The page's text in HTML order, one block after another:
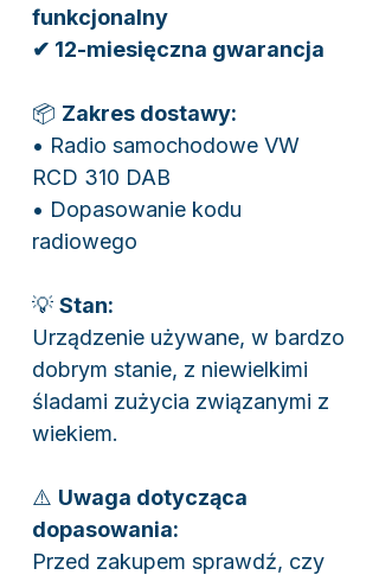
funkcjonalny
✔ 12-miesięczna gwarancja
📦 Zakres dostawy:
• Radio samochodowe VW
RCD 310 DAB
• Dopasowanie kodu
radiowego
💡 Stan:
Urządzenie używane, w bardzo
dobrym stanie, z niewielkimi
śladami zużycia związanymi z
wiekiem.
⚠️ Uwaga dotycząca
dopasowania:
Przed zakupem sprawdź, czy